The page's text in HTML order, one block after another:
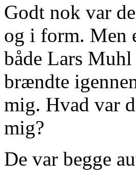
Godt nok var
og i form. Men
både Lars
brændte
mig. Hvad var
mig?
De var begge